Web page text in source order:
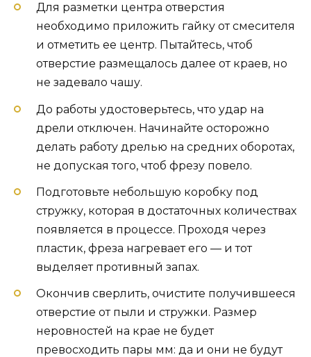
Для разметки центра отверстия
необходимо приложить гайку от смесителя
и отметить ее центр. Пытайтесь, чтоб
отверстие размещалось далее от краев, но
не задевало чашу.
До работы удостоверьтесь, что удар на
дрели отключен. Начинайте осторожно
делать работу дрелью на средних оборотах,
не допуская того, чтоб фрезу повело.
Подготовьте небольшую коробку под
стружку, которая в достаточных количествах
появляется в процессе. Проходя через
пластик, фреза нагревает его — и тот
выделяет противный запах.
Окончив сверлить, очистите получившееся
отверстие от пыли и стружки. Размер
неровностей на крае не будет
превосходить пары мм: да и они не будут